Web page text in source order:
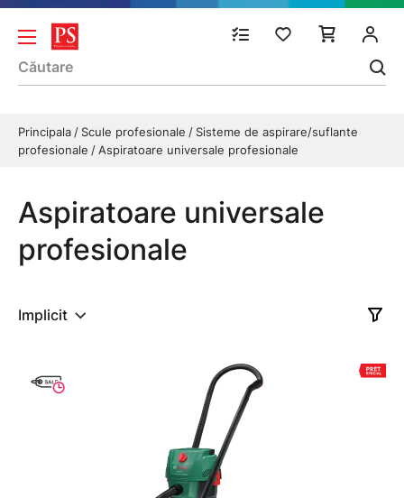
Principala Scule profesionale
Sisteme de aspirare/suflante
profesionale
Aspiratoare universale profesionale
Aspiratoare universale
profesionale
Implicit